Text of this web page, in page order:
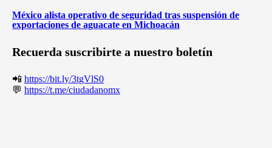
México alista operativo de seguridad tras suspensión de
exportaciones de aguacate en Michoacán
Recuerda suscribirte a nuestro boletín
📲 https://bit.ly/3tgVlS0
💬 https://t.me/ciudadanomx